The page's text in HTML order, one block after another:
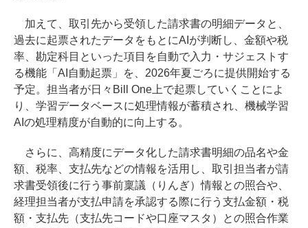
加えて、取引先から受領した請求書の明細データと、
過去に起票されたデータをもとにAIが判断し、金額や税
率、勘定科目といった項目を自動で入力・サジェストす
る機能「AI自動起票」を、2026年夏ごろに提供開始する
予定。担当者が日々Bill One上で起票していくことによ
り、学習データベースに処理情報が蓄積され、機械学習
AIの処理精度が自動的に向上する。
さらに、高精度にデータ化した請求書明細の品名や金
額、税率、支払先などの情報を活用し、取引担当者が請
求書受領後に行う事前稟議（りんぎ）情報との照合や、
経理担当者が支払申請を承認する際に行う支払金額・税
額・支払先（支払先コードや口座マスタ）との照合作業